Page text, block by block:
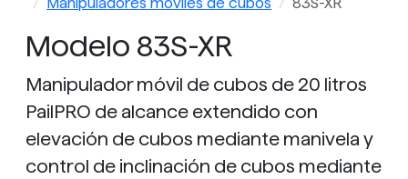
Manipuladores móviles de cubos
83S-XR
Modelo 83S-XR
Manipulador móvil de cubos de 20 litros
PailPRO de alcance extendido con
elevación de cubos mediante manivela y
control de inclinación de cubos mediante